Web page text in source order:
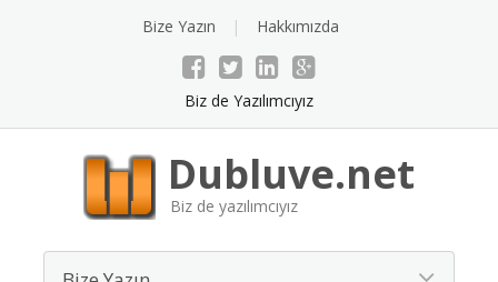
Bize Yazın Hakkımızda
Biz de Yazılımcıyız
Dubluve.net
Biz de yazılımcıyız